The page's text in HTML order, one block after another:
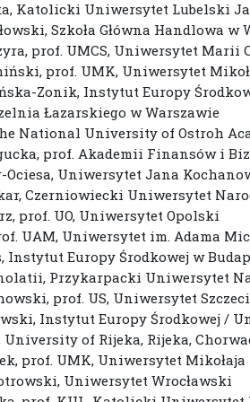
Katolicki Uniwersytet Lubelski
Szkoła Główna Handlowa w
prof. UMCS, Uniwersytet Marii
prof. UMK, Uniwersytet
Zonik, Instytut Europy
Łazarskiego w Warszawie
National University of Ostroh
prof. Akademii Finansów i
Ociesa, Uniwersytet Jana
Czerniowiecki Uniwersytet
prof. UO, Uniwersytet Opolski
UAM, Uniwersytet im. Adama
Europy Środkowej w
Przykarpacki Uniwersytet
prof. US, Uniwersytet
Instytut Europy Środkowej /
of Rijeka, Rijeka,
prof. UMK, Uniwersytet
Uniwersytet Wrocławski